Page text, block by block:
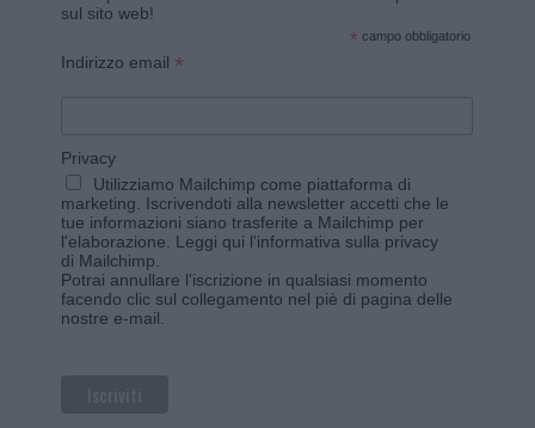
sul sito web!
* campo obbligatorio
Indirizzo email *
Privacy
Utilizziamo Mailchimp come piattaforma di
marketing. Iscrivendoti alla newsletter accetti che le
tue informazioni siano trasferite a Mailchimp per
l'elaborazione. Leggi qui l'informativa sulla privacy
di Mailchimp
Potrai annullare l'iscrizione in qualsiasi momento
facendo clic sul collegamento nel piè di pagina delle
nostre e-mail.